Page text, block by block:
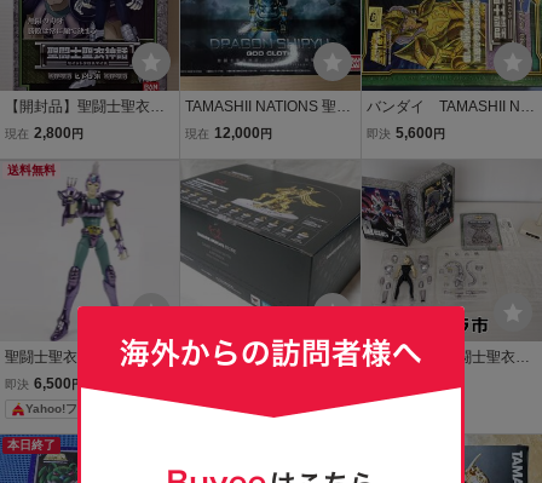
【開封品】聖闘士聖衣神
話 ヒドラ市 イチ 聖闘士星
バンダイ
現在 2,800 円
TAMASHII NATIONS 聖闘
士聖衣神話 ドラゴン紫龍
Edition- 開封品
現在 12,000 円
バンダイ TAMASHII NAT
IONS 聖闘士聖衣神話 セ
即決 5,600 円
送料無料
聖闘士聖衣神話EX ヒドラ
市 海外製 聖闘士星矢 青銅
聖衣 青銅聖闘士 メタルパ
ーツ造形版
即決 6,500 円
Yahoo!フリマ
未開封 聖闘士聖衣神話 A
ェ 聖闘士星矢 バンダイ T
AMASHII NATIONS STOR
聖闘士星矢 聖闘士聖衣神
ヒドラ市 イチ フィギュア
本日終了